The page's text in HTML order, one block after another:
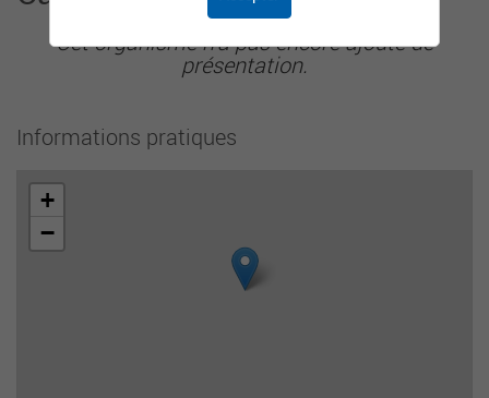
Cet organisme n'a pas encore ajouté de
présentation.
Informations pratiques
+
−